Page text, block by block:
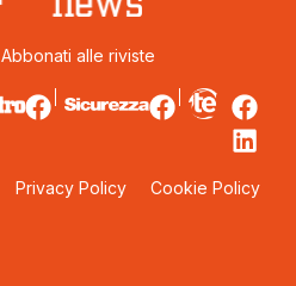
Abbonati alle riviste
Privacy Policy Cookie Policy